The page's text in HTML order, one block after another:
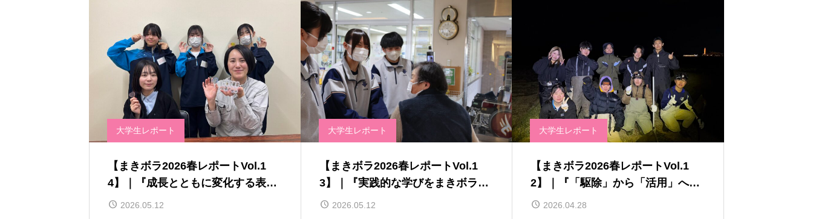
大学生レポート
【まきボラ2026春レポートVol.1
4】｜『成長とともに変化する表
情』2026.05.12
大学生レポート
【まきボラ2026春レポートVol.1
3】｜『実践的な学びをまきボラ
で』2026.05.12
大学生レポート
【まきボラ2026春レポートVol.1
2】｜『「駆除」から「活用」へ―
食べる外来種の可能性』
2026.04.28